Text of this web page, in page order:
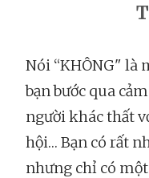
Nói “KHÔNG" là
bạn bước qua
người khác thất
hội… Bạn có rất
nhưng chỉ có